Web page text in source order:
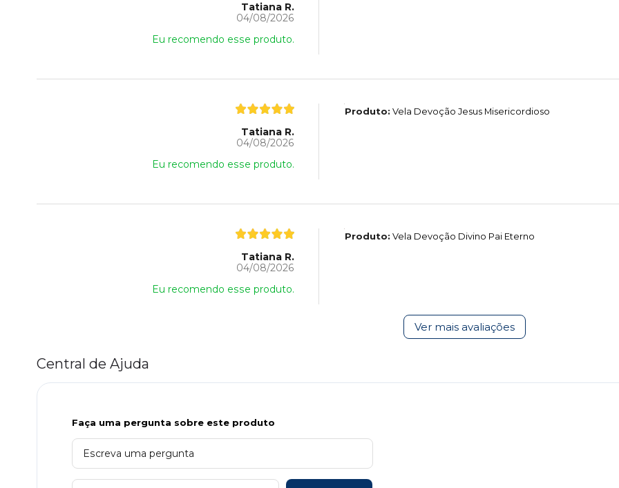
Tatiana R.
04/08/2026
Eu recomendo esse produto.
Tatiana R.
04/08/2026
Eu recomendo esse produto.
Produto: Vela Devoção Jesus Misericordioso
Tatiana R.
04/08/2026
Eu recomendo esse produto.
Produto: Vela Devoção Divino Pai Eterno
Ver mais avaliações
Central de Ajuda
Faça uma pergunta sobre este produto